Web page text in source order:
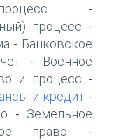
-
процесс -
- Банковское
-
Военное
и процесс -
и кредит-
- Земельное
право -